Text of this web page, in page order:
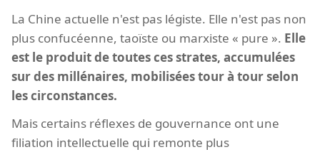
La Chine actuelle n'est pas légiste. Elle n'est pas non
plus confucéenne, taoïste ou marxiste « pure ». Elle
est le produit de toutes ces strates, accumulées
sur des millénaires, mobilisées tour à tour selon
les circonstances.
Mais certains réflexes de gouvernance ont une
filiation intellectuelle qui remonte plus